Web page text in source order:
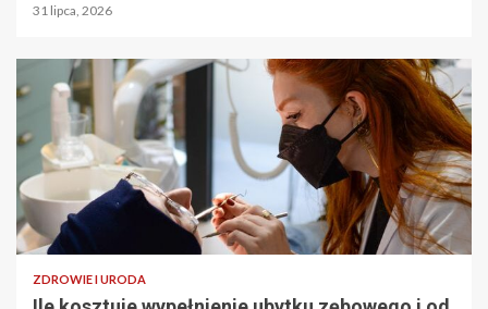
31 lipca, 2026
ZDROWIE I URODA